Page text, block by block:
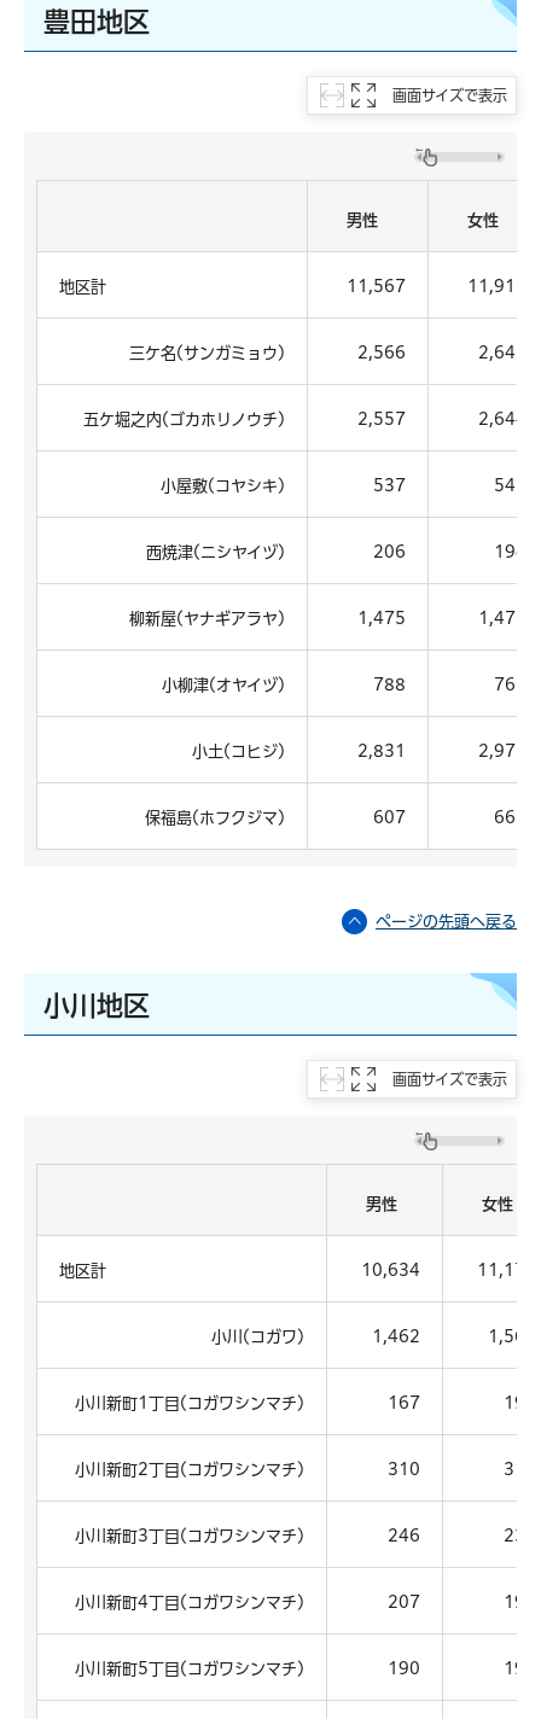
豊田地区
画面サイズで表示
男性 女性
地区計 11,567 11,911
三ケ名(サンガミョウ) 2,566 2,645
五ケ堀之内(ゴカホリノウチ) 2,557 2,644
小屋敷(コヤシキ) 537 547
西焼津(ニシヤイヅ) 206 194
柳新屋(ヤナギアラヤ) 1,475 1,476
小柳津(オヤイヅ) 788 761
小土(コヒジ) 2,831 2,977
保福島(ホフクジマ) 607 667
ページの先頭へ戻る
小川地区
画面サイズで表示
男性 女性
地区計 10,634 11,179
小川(コガワ) 1,462 1,569
小川新町1丁目(コガワシンマチ) 167 198
小川新町2丁目(コガワシンマチ) 310 311
小川新町3丁目(コガワシンマチ) 246 237
小川新町4丁目(コガワシンマチ) 207 196
小川新町5丁目(コガワシンマチ) 190 197